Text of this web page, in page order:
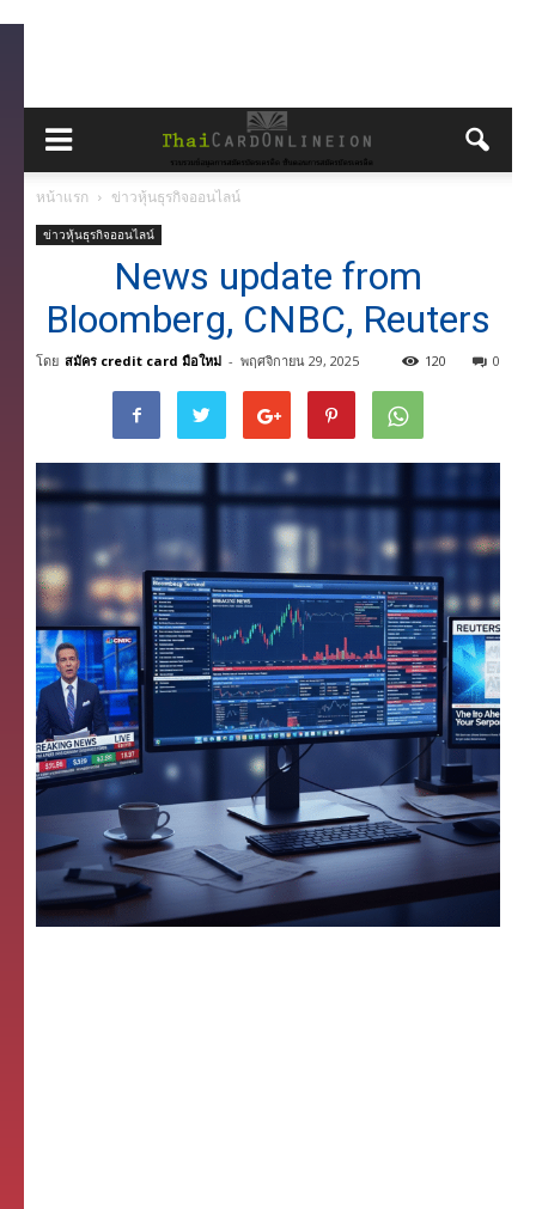
หน้าแรก ข่าวหุ้นธุรกิจออนไลน์
ข่าวหุ้นธุรกิจออนไลน์
News update from
Bloomberg, CNBC, Reuters
โดย สมัคร credit card มือใหม่ - พฤศจิกายน 29, 2025 0
120